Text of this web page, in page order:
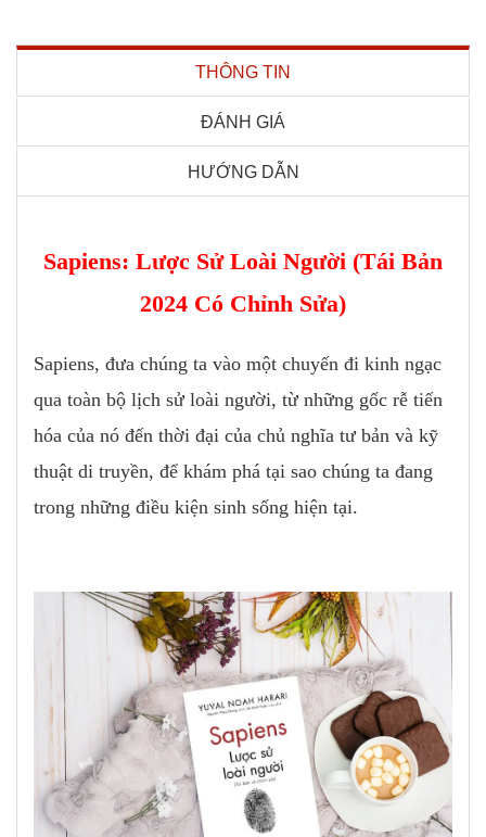
THÔNG TIN
ĐÁNH GIÁ
HƯỚNG DẪN
Sapiens: Lược Sử Loài Người (Tái Bản
2024 Có Chỉnh Sửa)
Sapiens, đưa chúng ta vào một chuyến đi kinh ngạc
qua toàn bộ lịch sử loài người, từ những gốc rễ tiến
hóa của nó đến thời đại của chủ nghĩa tư bản và kỹ
thuật di truyền, để khám phá tại sao chúng ta đang
trong những điều kiện sinh sống hiện tại.